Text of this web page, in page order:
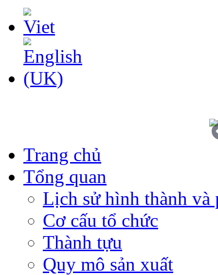
Trang chủ
Tổng quan
Lịch sử hình thành và
Cơ cấu tổ chức
Thành tựu
Quy mô sản xuất